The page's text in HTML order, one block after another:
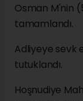
Osman M'nin
tamamlandı.
Adliyeye sevk
tutuklandı.
Hoşnudiye